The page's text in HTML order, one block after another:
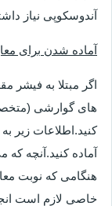
آندوسکوپی نیاز
آماده شدن برای
اگر مبتلا به فیشر
های گوارشی
کنید.اطلاعات زیر
آماده کنید.آنچه که
هنگامی که نوبت
خاصی لازم است